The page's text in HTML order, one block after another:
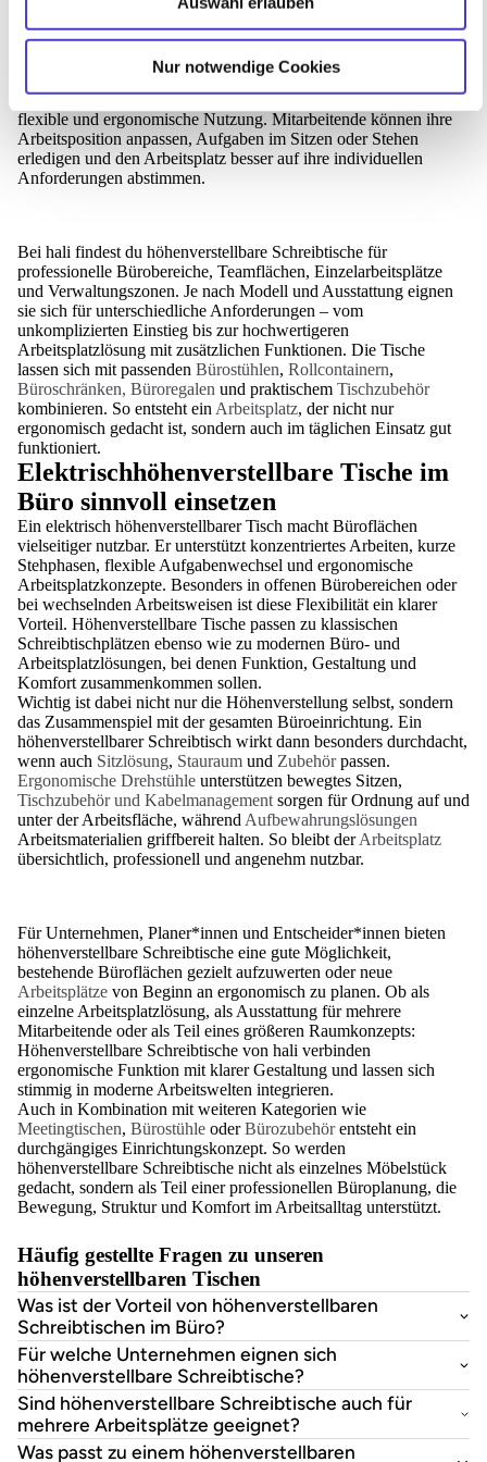
Nur notwendige Cookies
zwischen Sitzen und Stehen und bringen dadurch mehr
Bewegung in den Arbeitsalltag. Gerade in Unternehmen, in
denen viele Stunden am Arbeitsplatz verbracht werden,
unterstützt ein elektrisch höhenverstellbarer Schreibtisch eine
flexible und ergonomische Nutzung. Mitarbeitende können ihre
Arbeitsposition anpassen, Aufgaben im Sitzen oder Stehen
erledigen und den Arbeitsplatz besser auf ihre individuellen
Anforderungen abstimmen.
Bei hali findest du höhenverstellbare Schreibtische für
professionelle Bürobereiche, Teamflächen, Einzelarbeitsplätze
und Verwaltungszonen. Je nach Modell und Ausstattung eignen
sie sich für unterschiedliche Anforderungen – vom
unkomplizierten Einstieg bis zur hochwertigeren
Arbeitsplatzlösung mit zusätzlichen Funktionen. Die Tische
lassen sich mit passenden Bürostühlen, Rollcontainern,
Büroschränken, Büroregalen und praktischem Tischzubehör
kombinieren. So entsteht ein Arbeitsplatz, der nicht nur
ergonomisch gedacht ist, sondern auch im täglichen Einsatz gut
funktioniert.
Elektrischhöhenverstellbare Tische im
Büro sinnvoll einsetzen
Ein elektrisch höhenverstellbarer Tisch macht Büroflächen
vielseitiger nutzbar. Er unterstützt konzentriertes Arbeiten, kurze
Stehphasen, flexible Aufgabenwechsel und ergonomische
Arbeitsplatzkonzepte. Besonders in offenen Bürobereichen oder
bei wechselnden Arbeitsweisen ist diese Flexibilität ein klarer
Vorteil. Höhenverstellbare Tische passen zu klassischen
Schreibtischplätzen ebenso wie zu modernen Büro- und
Arbeitsplatzlösungen, bei denen Funktion, Gestaltung und
Komfort zusammenkommen sollen.
Wichtig ist dabei nicht nur die Höhenverstellung selbst, sondern
das Zusammenspiel mit der gesamten Büroeinrichtung. Ein
höhenverstellbarer Schreibtisch wirkt dann besonders durchdacht,
wenn auch Sitzlösung, Stauraum und Zubehörpassen.
Ergonomische Drehstühle unterstützen bewegtes Sitzen,
Tischzubehör und Kabelmanagement sorgen für Ordnung auf und
unter der Arbeitsfläche, während Aufbewahrungslösungen
Arbeitsmaterialien griffbereit halten. So bleibt derArbeitsplatz
übersichtlich, professionell und angenehm nutzbar.
Für Unternehmen, Planer*innen und Entscheider*innen bieten
höhenverstellbare Schreibtische eine gute Möglichkeit,
bestehende Büroflächen gezielt aufzuwerten oder neue
Arbeitsplätze von Beginn an ergonomisch zu planen. Ob als
einzelne Arbeitsplatzlösung, als Ausstattung für mehrere
Mitarbeitende oder als Teil eines größeren Raumkonzepts:
Höhenverstellbare Schreibtische von hali verbinden
ergonomische Funktion mit klarer Gestaltung und lassen sich
stimmig in moderne Arbeitswelten integrieren.
Auch in Kombination mit weiteren Kategorien wie
Meetingtischen, Bürostühle oderBürozubehörentsteht ein
durchgängiges Einrichtungskonzept. So werden
höhenverstellbare Schreibtische nicht als einzelnes Möbelstück
gedacht, sondern als Teil einer professionellen Büroplanung, die
Bewegung, Struktur und Komfort im Arbeitsalltag unterstützt.
Häufig gestellte Fragen zu unseren
höhenverstellbaren Tischen
Was ist der Vorteil von höhenverstellbaren
Schreibtischen im Büro?
Für welche Unternehmen eignen sich
höhenverstellbare Schreibtische?
Sind höhenverstellbare Schreibtische auch für
mehrere Arbeitsplätze geeignet?
Was passt zu einem höhenverstellbaren